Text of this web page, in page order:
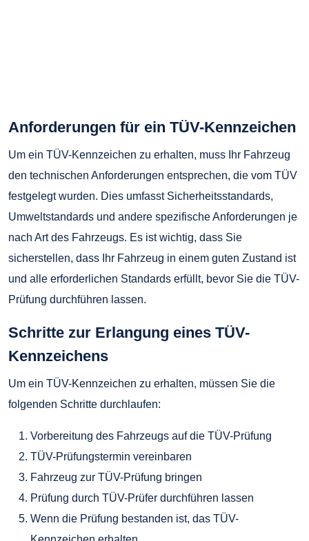
Anforderungen für ein TÜV-Kennzeichen
Um ein TÜV-Kennzeichen zu erhalten, muss Ihr Fahrzeug
den technischen Anforderungen entsprechen, die vom TÜV
festgelegt wurden. Dies umfasst Sicherheitsstandards,
Umweltstandards und andere spezifische Anforderungen je
nach Art des Fahrzeugs. Es ist wichtig, dass Sie
sicherstellen, dass Ihr Fahrzeug in einem guten Zustand ist
und alle erforderlichen Standards erfüllt, bevor Sie die TÜV-
Prüfung durchführen lassen.
Schritte zur Erlangung eines TÜV-
Kennzeichens
Um ein TÜV-Kennzeichen zu erhalten, müssen Sie die
folgenden Schritte durchlaufen:
Vorbereitung des Fahrzeugs auf die TÜV-Prüfung
TÜV-Prüfungstermin vereinbaren
Fahrzeug zur TÜV-Prüfung bringen
Prüfung durch TÜV-Prüfer durchführen lassen
Wenn die Prüfung bestanden ist, das TÜV-